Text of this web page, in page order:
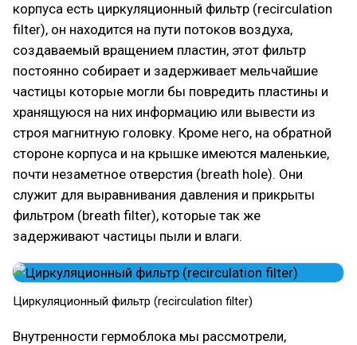
корпуса есть циркуляционный фильтр (recirculation
filter), он находится на пути потоков воздуха,
создаваемый вращением пластин, этот фильтр
постоянно собирает и задерживает мельчайшие
частицы которые могли бы повредить пластины и
хранящуюся на них информацию или вывести из
строя магнитную головку. Кроме него, на обратной
стороне корпуса и на крышке имеются маленькие,
почти незаметное отверстия (breath hole). Они
служит для выравнивания давления и прикрыты
фильтром (breath filter), которые так же
задерживают частицы пыли и влаги.
Циркуляционный фильтр (recirculation filter)
Внутренности гермоблока мы рассмотрели,